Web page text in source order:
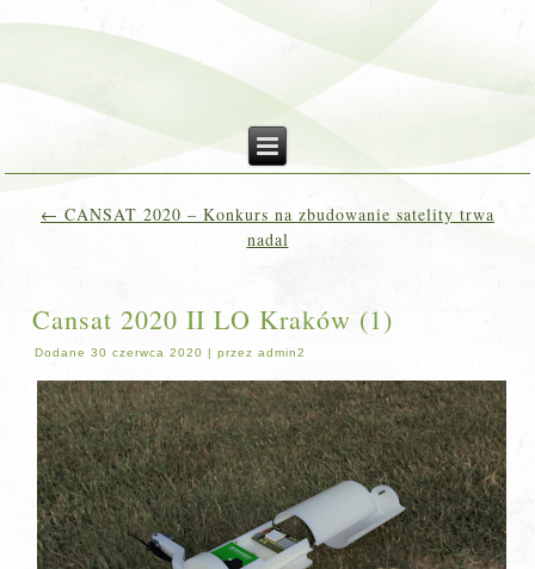
← CANSAT 2020 – Konkurs na zbudowanie satelity trwa
nadal
Cansat 2020 II LO Kraków (1)
Dodane 30 czerwca 2020 |przez admin2